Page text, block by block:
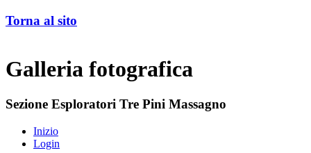
Torna al sito
Galleria fotografica
Sezione Esploratori Tre Pini Massagno
Inizio
Login